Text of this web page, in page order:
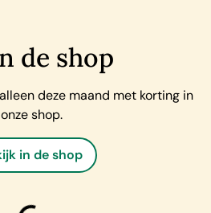
de shop
deze maand met korting in
onze shop.
in de shop